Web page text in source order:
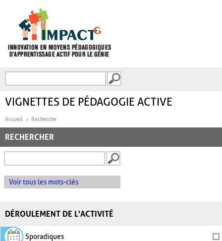
FORMULAIRE DE
VIGNETTES DE PÉDAGOGIE ACTIVE
Accueil Recherche
RECHERCHER
Voir tous les mots-clés
DÉROULEMENT DE L'ACTIVITÉ
Sporadiques